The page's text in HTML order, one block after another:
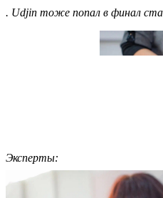
. Udjin тоже попал в финал
Эксперты: